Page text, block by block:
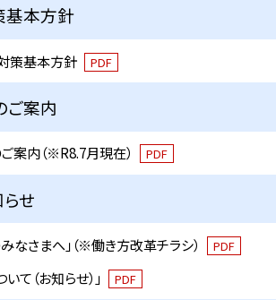
基本方針
策基本方針 PDF
ご案内
案内（※R8.7月現在） PDF
せ
なさまへ」（※働き方改革チラシ） PDF
て（お知らせ）」 PDF